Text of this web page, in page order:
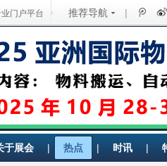
门户平台 推荐导航 |
于展会 | 热点 | 时讯 |